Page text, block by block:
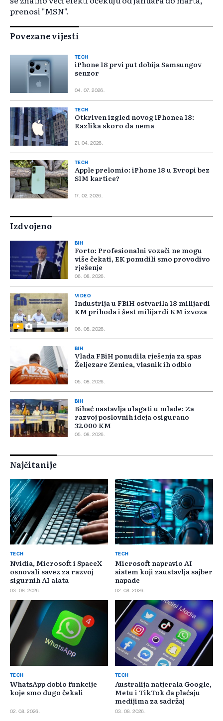
prenosi "MSN".
Povezane vijesti
TECH
iPhone 18 prvi put dobija Samsungov
senzor
04. 07. 2026.
TECH
Otkriven izgled novog iPhonea 18:
Razlika skoro da nema
21. 04. 2026.
TECH
Apple prelomio: iPhone 18 u Evropi bez
SIM kartice?
17. 02. 2026.
Izdvojeno
BIH
Forto: Profesionalni vozači ne mogu
više čekati, EK ponudili smo provodivo
rješenje
06. 08. 2026.
VIDEO
Industrija u FBiH ostvarila 18 milijardi
KM prihoda i šest milijardi KM izvoza
06. 08. 2026.
BIH
Vlada FBiH ponudila rješenja za spas
Željezare Zenica, vlasnik ih odbio
05. 08. 2026.
BIH
Bihać nastavlja ulagati u mlade: Za
razvoj poslovnih ideja osigurano
32.000 KM
05. 08. 2026.
Najčitanije
TECH
Nvidia, Microsoft i SpaceX
osnovali savez za razvoj
sigurnih AI alata
03. 08. 2026.
TECH
Microsoft napravio AI
sistem koji zaustavlja sajber
napade
02. 08. 2026.
TECH
WhatsApp dobio funkcije
koje smo dugo čekali
02. 08. 2026.
TECH
Australija natjerala Google,
Metu i TikTok da plaćaju
medijima za sadržaj
03. 08. 2026.